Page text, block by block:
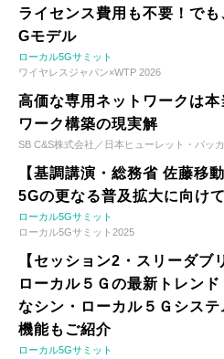
ライセンス費用も不要！で
Gモデル
ローカル5Gサミット
ワイヤレスジャパン×WTP 2026
高価な専用ネットワークは
ワーク構築の現実解
SB C&S株式会社／日本ヒューレット・パッ
【基調講演・総務省 佐藤移
5Gの更なる普及拡大に向けて
ローカル5Gサミット
ローカル5Gサミット2025
【セッション2・スリーダブ
ローカル５Ｇの最新トレン
なシン・ローカル５Ｇシス
機能もご紹介
ローカル5Gサミット